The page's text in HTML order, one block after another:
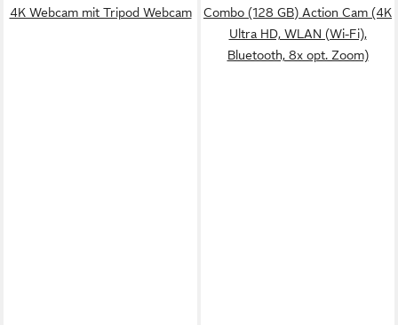
4K Webcam mit Tripod Webcam
Combo (128 GB) Action Cam (4K
Ultra HD, WLAN (Wi-Fi),
Bluetooth, 8x opt. Zoom)